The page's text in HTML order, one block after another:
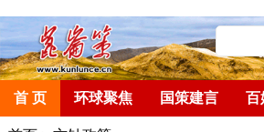
首 页 环球聚焦 国策建言 百